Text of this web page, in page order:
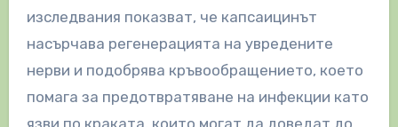
изследвания показват, че капсаицинът
насърчава регенерацията на увредените
нерви и подобрява кръвообращението, което
помага за предотвратяване на инфекции като
язви по краката, които могат да доведат до